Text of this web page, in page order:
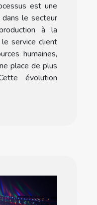
avecest une
dans le secteur
à la
service client
humaines,
place de plus
évolution